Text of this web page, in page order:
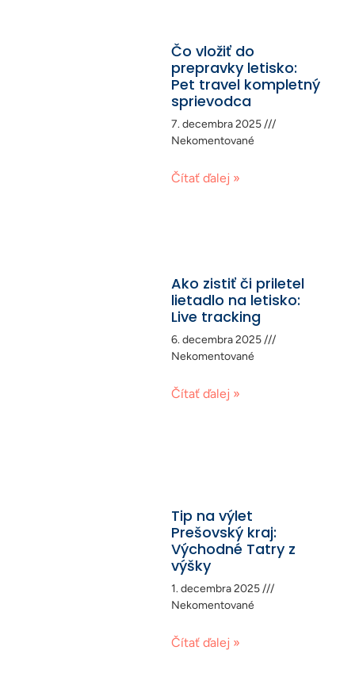
Čo vložiť do
prepravky letisko:
Pet travel kompletný
sprievodca
7. decembra 2025
Nekomentované
Čítať ďalej »
Ako zistiť či priletel
lietadlo na letisko:
Live tracking
6. decembra 2025
Nekomentované
Čítať ďalej »
Tip na výlet
Prešovský kraj:
Východné Tatry z
výšky
1. decembra 2025
Nekomentované
Čítať ďalej »